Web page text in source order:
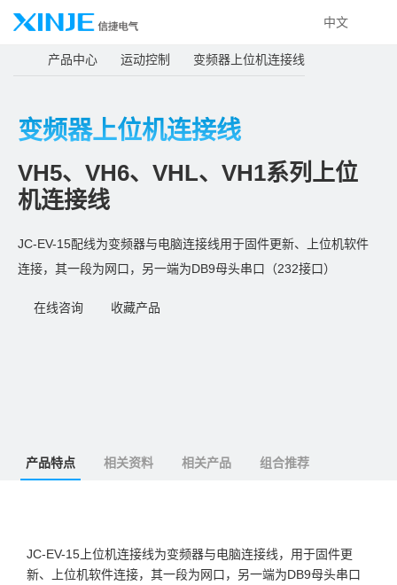
中文
产品中心 运动控制 变频器上位机连接线
变频器上位机连接线
VH5、VH6、VHL、VH1系列上位
机连接线
JC-EV-15配线为变频器与电脑连接线用于固件更新、上位机软件
连接，其一段为网口，另一端为DB9母头串口（232接口）
在线咨询 收藏产品
产品特点 相关资料 相关产品 组合推荐
JC-EV-15上位机连接线为变频器与电脑连接线，用于固件更
新、上位机软件连接，其一段为网口，另一端为DB9母头串口